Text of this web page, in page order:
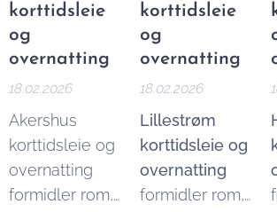
korttidsleie
og
overnatting
18.02.2026
Akershus
korttidsleie og
overnatting
formidler rom,
korttidsleie
og
overnatting
18.02.2026
Lillestrøm
korttidsleie og
overnatting
formidler rom,